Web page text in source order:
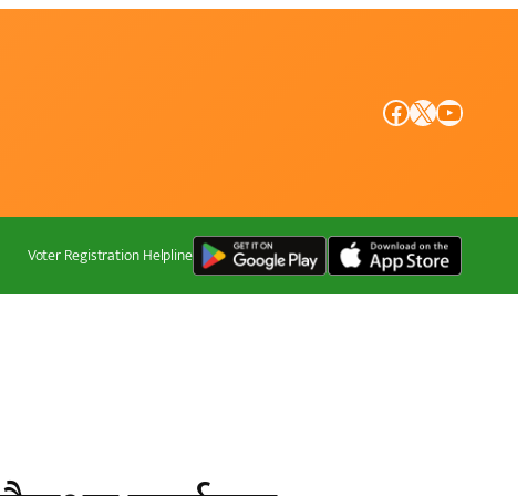
Facebook X YouTube
Voter Registration Helpline